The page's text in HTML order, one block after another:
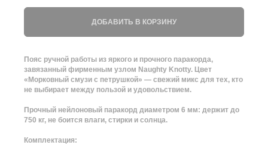
ДОБАВИТЬ В КОРЗИНУ
Пояс ручной работы из яркого и прочного паракорда,
завязанный фирменным узлом Naughty Knotty. Цвет
«Морковный смузи с петрушкой» — свежий микс для тех, кто
не выбирает между пользой и удовольствием.
Прочный нейлоновый паракорд диаметром 6 мм: держит до
750 кг, не боится влаги, стирки и солнца.
Комплектация: